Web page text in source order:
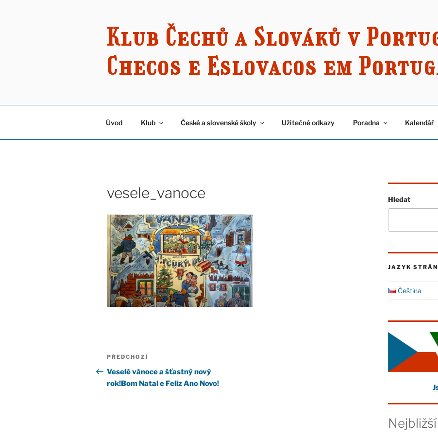
Klub Čechů a Slováků v
Checos e Eslovacos em
Úvod Klub České a slovenské školy Užitečné odkazy Poradna Kalendář
vesele_vanoce
Navigace
pro
příspěvek
Předchozí
příspěvek
PŘEDCHOZÍ
Veselé vánoce a šťastný nový
rok!Bom Natal e Feliz Ano Novo!
Hledat
JAZYK
Čeština